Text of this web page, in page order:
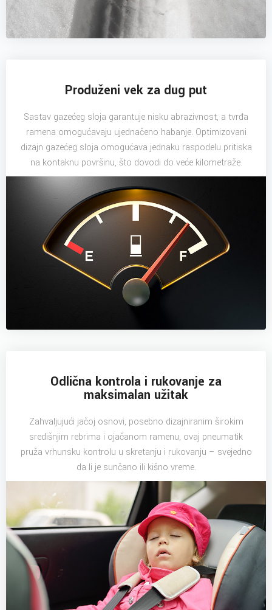
Produženi vek za dug put
Sastav gazećeg sloja garantuje nisku abrazivnost, a tvrđa
ramena omogućavaju ujednačeno habanje. Optimizovani
dizajn gazećeg sloja omogućava jednaku raspodelu pritiska
na kontaknu površinu, što dovodi do veće kilometraže.
Odlična kontrola i rukovanje za
maksimalan užitak
Zahvaljujući jačoj osnovi, posebno dizajniranim širokim
središnjim rebrima i ojačanom ramenu, ovaj pneumatik
pruža vrhunsku kontrolu u skretanju i rukovanju – svejedno
da li je sunčano ili kišno vreme.